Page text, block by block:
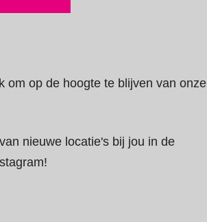
om op de hoogte te blijven van onze
nieuwe locatie's bij jou in de